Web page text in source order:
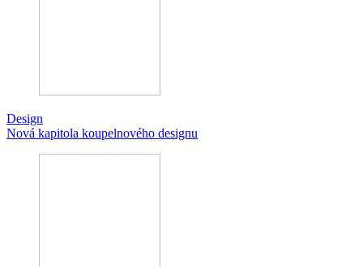
Design
Nová kapitola koupelnového designu